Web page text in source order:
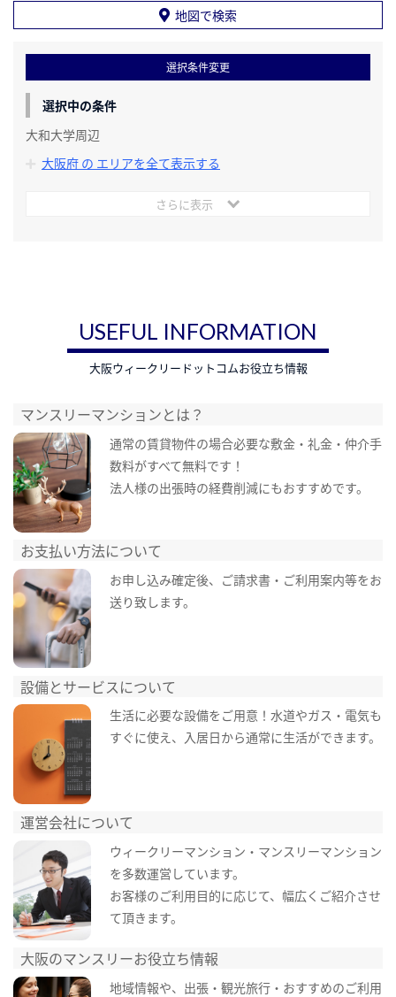
地図で検索
選択条件変更
選択中の条件
大和大学周辺
大阪府 の エリアを全て表示する
さらに表示
USEFUL INFORMATION
大阪ウィークリードットコムお役立ち情報
マンスリーマンションとは？
通常の賃貸物件の場合必要な敷金・礼金・仲介手
数料がすべて無料です！
法人様の出張時の経費削減にもおすすめです。
お支払い方法について
お申し込み確定後、ご請求書・ご利用案内等をお
送り致します。
設備とサービスについて
生活に必要な設備をご用意！水道やガス・電気も
すぐに使え、入居日から通常に生活ができます。
運営会社について
ウィークリーマンション・マンスリーマンション
を多数運営しています。
お客様のご利用目的に応じて、幅広くご紹介させ
て頂きます。
大阪のマンスリーお役立ち情報
地域情報や、出張・観光旅行・おすすめのご利用